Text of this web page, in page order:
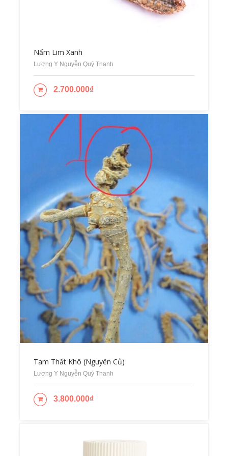
Nấm Lim Xanh
Lương Y Nguyễn Quý Thanh
2.700.000₫
ADD TO CART
Tam Thất Khô (Nguyên Củ)
Lương Y Nguyễn Quý Thanh
3.800.000₫
ADD TO CART